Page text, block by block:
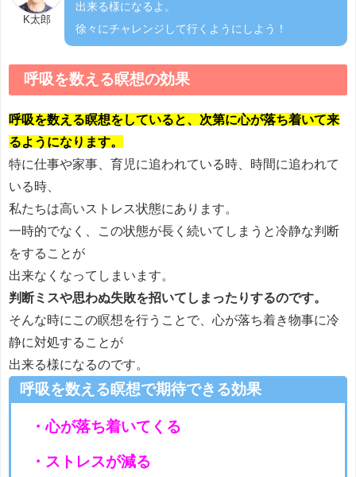
K太郎
出来る様になるよ。
徐々にチャレンジして行くようにしよう！
呼吸を数える瞑想の効果
呼吸を数える瞑想をしていると、次第に心が落ち着いて来
るようになります。
特に仕事や家事、育児に追われている時、時間に追われて
いる時、
私たちは高いストレス状態にあります。
一時的でなく、この状態が長く続いてしまうと冷静な判断
をすることが
出来なくなってしまいます。
判断ミスや思わぬ失敗を招いてしまったりするのです。
そんな時にこの瞑想を行うことで、心が落ち着き物事に冷
静に対処することが
出来る様になるのです。
呼吸を数える瞑想で期待できる効果
・心が落ち着いてくる
・ストレスが減る